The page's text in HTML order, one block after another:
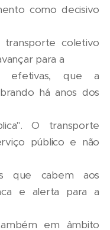
como decisivo
coletivo
para a
efetivas, que a
há anos dos
O transporte
público e não
que cabem aos
e alerta para a
em âmbito